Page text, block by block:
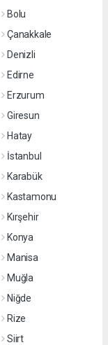
Bolu
Çanakkale
Denizli
Edirne
Erzurum
Giresun
Hatay
İstanbul
Karabük
Kastamonu
Kırşehir
Konya
Manisa
Muğla
Niğde
Rize
Siirt